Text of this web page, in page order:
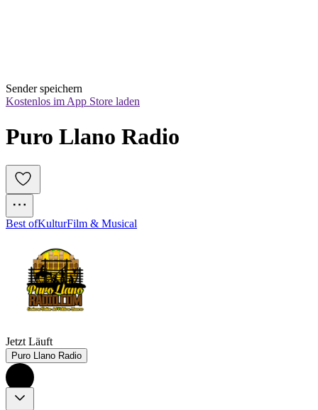
Sender speichern
Kostenlos im App Store laden
Puro Llano Radio
Best ofKulturFilm & Musical
Jetzt Läuft
Puro Llano Radio